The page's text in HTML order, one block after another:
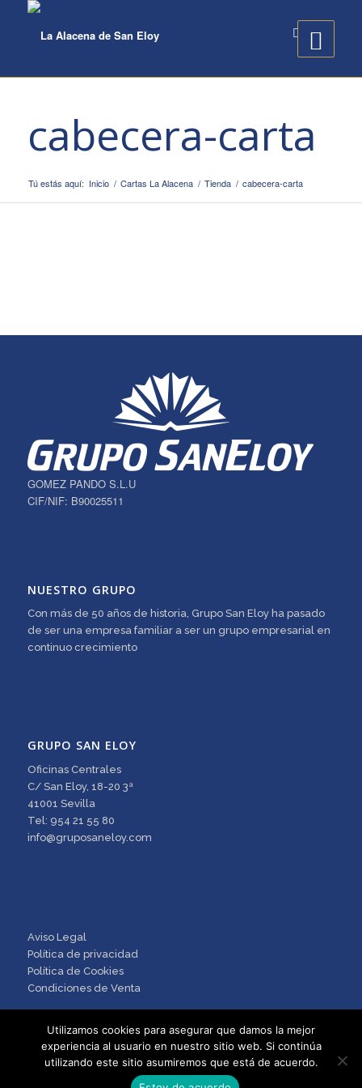
cabecera-carta
Tú estás aquí: Inicio / Cartas La Alacena / Tienda / cabecera-carta
GOMEZ PANDO S.L.U
CIF/NIF: B90025511
NUESTRO GRUPO
Con más de 50 años de historia, Grupo San Eloy ha pasado
de ser una empresa familiar a ser un grupo empresarial en
continuo crecimiento
GRUPO SAN ELOY
Oficinas Centrales
C/ San Eloy, 18-20 3ª
41001 Sevilla
Tel: 954 21 55 80
info@gruposaneloy.com
Aviso Legal
Política de privacidad
Política de Cookies
Condiciones de Venta
Utilizamos cookies para asegurar que damos la mejor
experiencia al usuario en nuestro sitio web. Si continúa
utilizando este sitio asumiremos que está de acuerdo.